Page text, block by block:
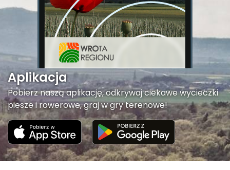
Aplikacja
Pobierz naszą aplikację, odkrywaj ciekawe wycieczki
piesze i rowerowe, graj w gry terenowe!